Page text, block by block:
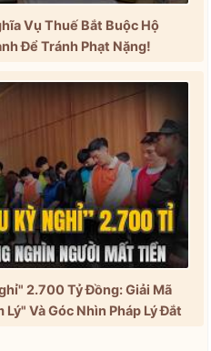
Vụ Thuế Bắt Buộc Hộ
Để Tránh Phạt Nặng!
2.700 Tỷ Đồng: Giải Mã
Và Góc Nhìn Pháp Lý Đắt